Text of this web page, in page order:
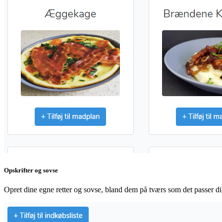
Opskrifter og sovse
Opret dine egne retter og sovse, bland dem på tværs som det passer